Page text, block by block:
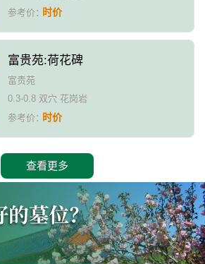
参考价：时价
富贵苑:荷花碑
富贵苑
0.3-0.8 双穴 花岗岩
参考价：时价
查看更多